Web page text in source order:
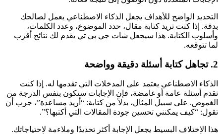
التحديد الواضح للأهداف يجعل الذكاء الاصطناعي يعمل لصالحك
بدقة. إذا كنت تريد كتابة مقال، حدد الموضوع، وعدد الكلمات،
وأسلوب الكتابة. هذا سيجعل شات جي بي تي يقدم لك نتائج أقرب
لما تتوقعه.
2. تجاهل كتابة أسئلة دقيقة وواضحة
الذكاء الاصطناعي يعتمد على المدخلات التي تقدمها له. إذا كنت
تقدم أسئلة عامة أو غامضة، فإن الإجابات ستكون بنفس الدرجة من
الغموض. على سبيل المثال، بدلاً من كتابة: “أريد مساعدة”، جرب أن
تقول: “كيف يمكنني تحسين جودة المقالات التي أكتبها؟”.
هذا الاختلاف البسيط يجعل الإجابة أكثر تحديدًا وملاءمة لاحتياجاتك.